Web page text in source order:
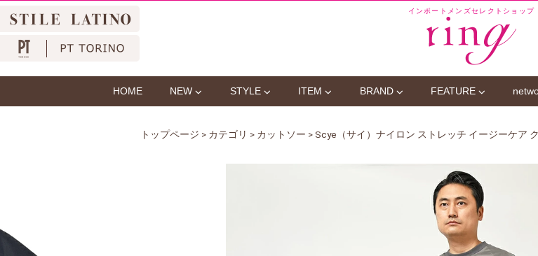
インポートメンズセレクトショップ
HOME NEW STYLE ITEM BRAND FEATURE
トップページ > カテゴリ > カットソー > Scye（サイ）ナイロン ストレッチ イージーケア